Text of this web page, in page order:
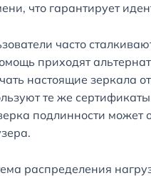
что гарантирует
часто
приходят
настоящие зеркала
те же
подлинности может
распределения